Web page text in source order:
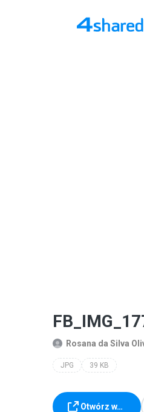
Rosana da Silva
JPG 39 KB
Otwórz w…